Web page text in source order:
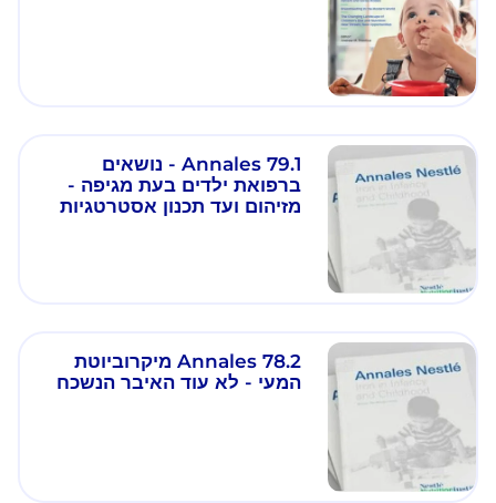
Annales 79.1 - נושאים
ברפואת ילדים בעת מגיפה -
מזיהום ועד תכנון אסטרטגיות
Annales 78.2 מיקרוביוטת
המעי - לא עוד האיבר הנשכח